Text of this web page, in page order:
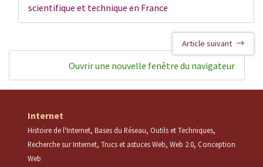
scientifique et technique en France
Article suivant
Ouvrir une nouvelle fenêtre du navigateur
Internet
Histoire de l'Internet Bases du Réseau Outils et Techniques
Recherche sur Internet Trucs et astuces Web Web 2.0 Conception
Web